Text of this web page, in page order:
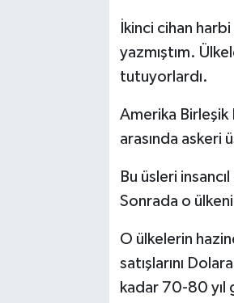
İkinci cihan
yazmıştım.
tutuyorlardı.
Amerika
arasında askeri
Bu üsleri
Sonrada o
O ülkelerin
satışlarını
kadar 70-80